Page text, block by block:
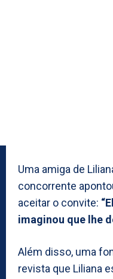
Uma amiga de
concorrente
aceitar o convite:
imaginou que lhe
Além disso, uma
revista que Liliana